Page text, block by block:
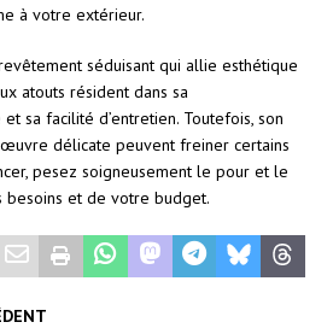
à votre extérieur.
séduisant qui allie esthétique
atouts résident dans sa
sa facilité d’entretien. Toutefois, son
délicate peuvent freiner certains
pesez soigneusement le pour et le
et de votre budget.